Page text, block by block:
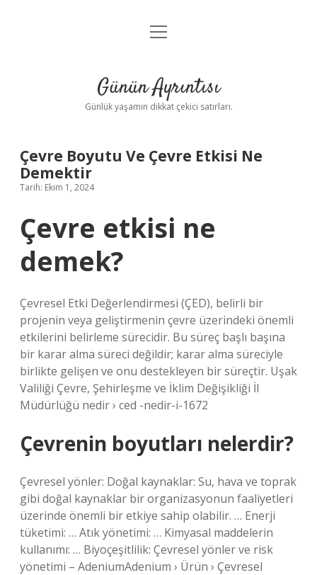
Anasayfa
Yasal Uyarı
menüyü
Günün Ayrıntısı
Günlük yaşamın dikkat çekici satırları.
Çevre Boyutu Ve Çevre Etkisi Ne
Demektir
Tarih: Ekim 1, 2024
Çevre etkisi ne
demek?
Çevresel Etki Değerlendirmesi (ÇED), belirli bir
projenin veya geliştirmenin çevre üzerindeki önemli
etkilerini belirleme sürecidir. Bu süreç başlı başına
bir karar alma süreci değildir; karar alma süreciyle
birlikte gelişen ve onu destekleyen bir süreçtir. Uşak
Valiliği Çevre, Şehirleşme ve İklim Değişikliği İl
Müdürlüğü nedir › ced -nedir-i-1672
Çevrenin boyutları nelerdir?
Çevresel yönler: Doğal kaynaklar: Su, hava ve toprak
gibi doğal kaynaklar bir organizasyonun faaliyetleri
üzerinde önemli bir etkiye sahip olabilir. … Enerji
tüketimi: … Atık yönetimi: … Kimyasal maddelerin
kullanımı: … Biyoçeşitlilik: Çevresel yönler ve risk
yönetimi – AdeniumAdenium › Ürün › Çevresel